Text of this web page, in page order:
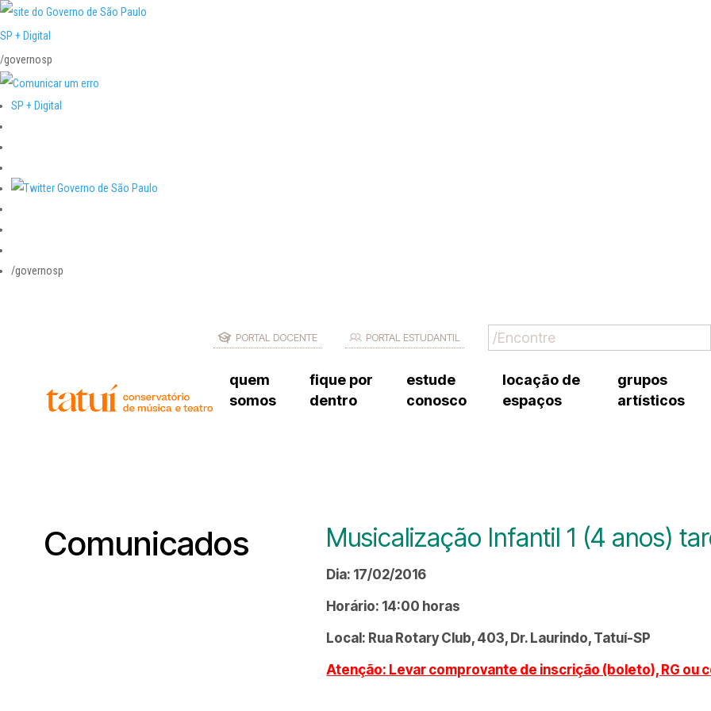
SP + Digital
/governosp
SP + Digital
/governosp
PORTAL DOCENTE PORTAL ESTUDANTIL
quem
somos
fique por
dentro
estude
conosco
locação de
espaços
grupos
artísticos
trabalhe
Comunicados Musicalização Infantil 1 (4 anos)
Dia: 17/02/2016
Horário: 14:00 horas
Local: Rua Rotary Club, 403, Dr. Laurindo, Tatuí-SP
Atenção: Levar comprovante de inscrição (boleto), RG ou